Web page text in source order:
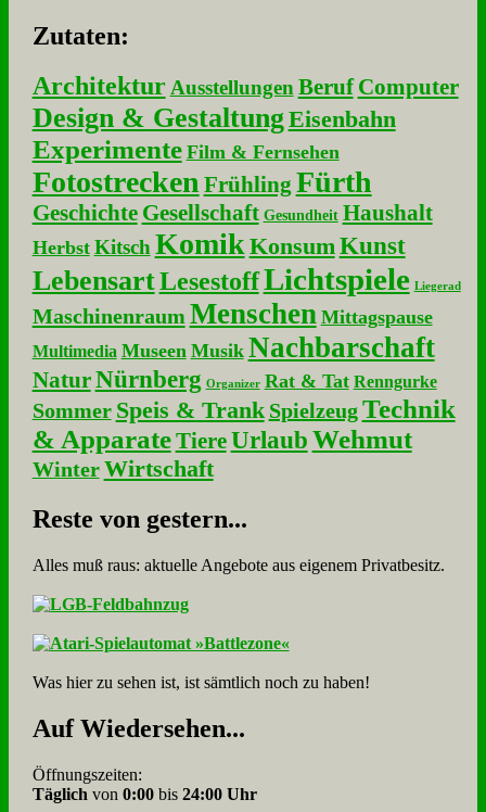
Zu­ta­ten:
Architektur Ausstellungen Beruf Computer
Design & GestaltungEisenbahn
Experimente Film & Fernsehen
Fotostrecken Frühling Fürth
Geschichte Gesellschaft Gesundheit Haushalt
Herbst Kitsch KomikKonsumKunst
LebensartLesestoffLichtspiele Liegerad
Maschinenraum Menschen Mittagspause
Multimedia Museen Musik Nachbarschaft
NaturNürnberg Organizer Rat & Tat Renngurke
Sommer Speis & Trank Spielzeug Technik
& Apparate Tiere UrlaubWehmut
Winter Wirtschaft
Re­ste von ge­stern...
Alles muß raus: aktuelle An­ge­bo­te aus eigenem Privatbesitz.
Was hier zu sehen ist, ist sämt­lich noch zu haben!
Auf Wie­der­se­hen...
Öffnungszeiten:
Täglich von 0:00bis 24:00 Uhr